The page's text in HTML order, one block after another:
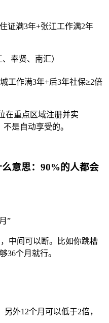
证满3年+张江工作满2年
奉贤、南汇）
工作满3年+后3年社保≥2倍
在重点区域注册并实
是自动享受的。
意思：90%的人都会
”
中间可以断。比如你跳槽
36个月就行。
外12个月可以低于2倍，